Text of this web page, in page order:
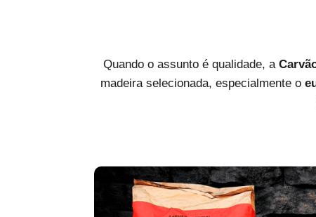
Quando o assunto é qualidade, a
madeira selecionada, especialmente o